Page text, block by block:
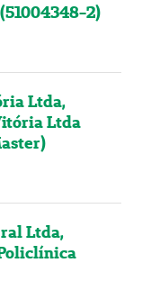
2)
Ltda,
Ltda
Ltda,